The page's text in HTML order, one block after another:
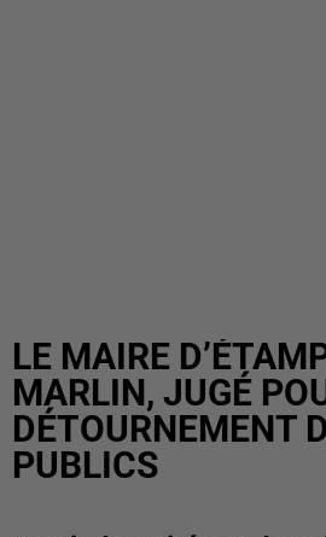
LE MAIRE
MARLIN, JUGÉ
DÉTOURNEMENT
PUBLICS